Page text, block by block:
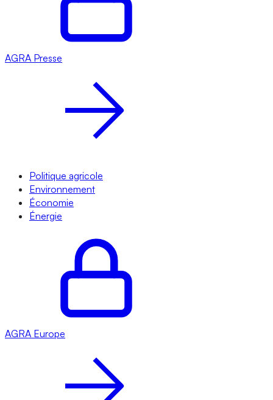
AGRA Presse
Politique agricole
Environnement
Économie
Énergie
AGRA Europe